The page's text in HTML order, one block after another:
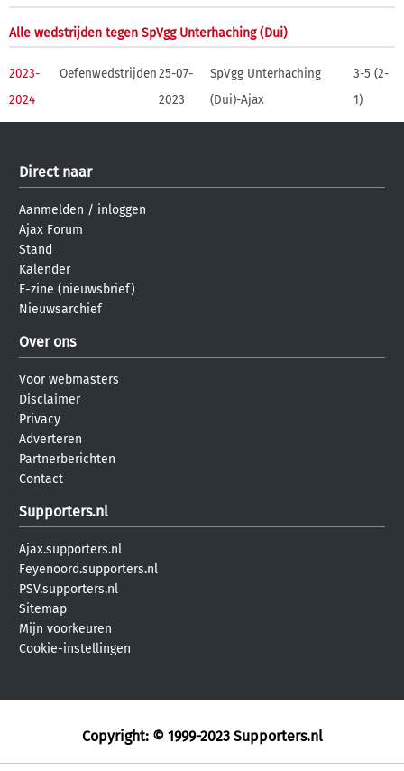
Alle wedstrijden tegen SpVgg Unterhaching (Dui)
2023-
2024
Oefenwedstrijden25-07-
2023
SpVgg Unterhaching
(Dui)-Ajax
3-5 (2-
1)
Direct naar
Aanmelden / inloggen
Ajax Forum
Stand
Kalender
E-zine (nieuwsbrief)
Nieuwsarchief
Over ons
Voor webmasters
Disclaimer
Privacy
Adverteren
Partnerberichten
Contact
Supporters.nl
Ajax.supporters.nl
Feyenoord.supporters.nl
PSV.supporters.nl
Sitemap
Mijn voorkeuren
Cookie-instellingen
Copyright: © 1999-2023 Supporters.nl